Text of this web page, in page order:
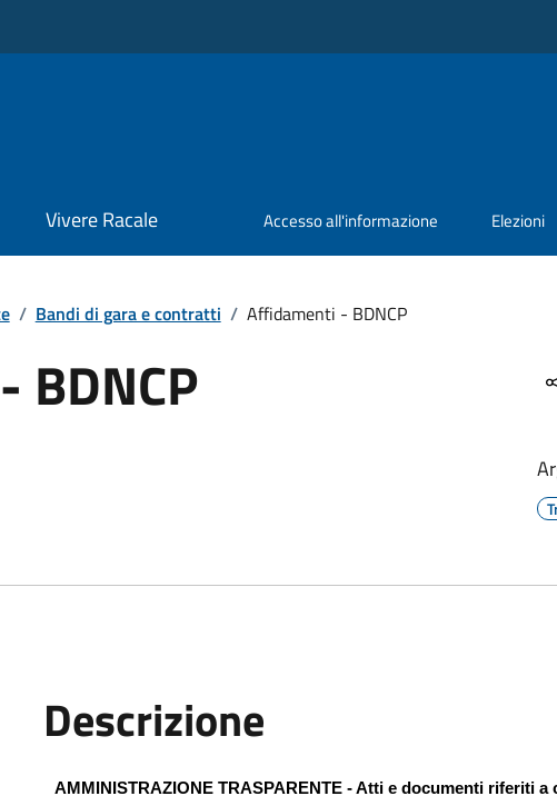
Vivere Racale Accesso all'informazione Elezioni
/ Bandi di gara e contratti / Affidamenti - BDNCP
Descrizione